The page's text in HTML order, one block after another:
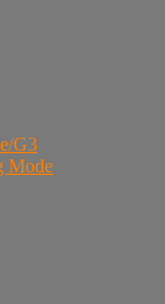
G3
Mode